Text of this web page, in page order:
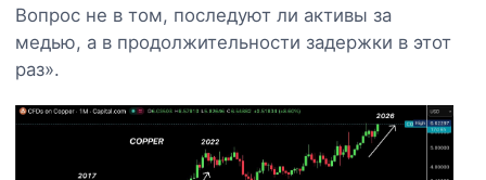
Вопрос не в том, последуют ли активы за
медью, а в продолжительности задержки в этот
раз».